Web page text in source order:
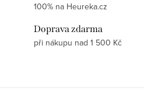
100% na Heureka.cz
Doprava zdarma
při nákupu nad 1 500 Kč